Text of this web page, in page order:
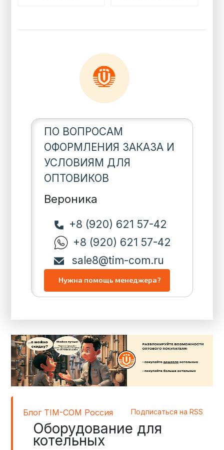
ПО ВОПРОСАМ
ОФОРМЛЕНИЯ ЗАКАЗА И
УСЛОВИЯМ ДЛЯ
ОПТОВИКОВ
Вероника
+8 (920) 621 57-42
+8 (920) 621 57-42
sale8@tim-com.ru
Блог TIM-COM Россия Подписаться на RSS
Оборудование для
котельных